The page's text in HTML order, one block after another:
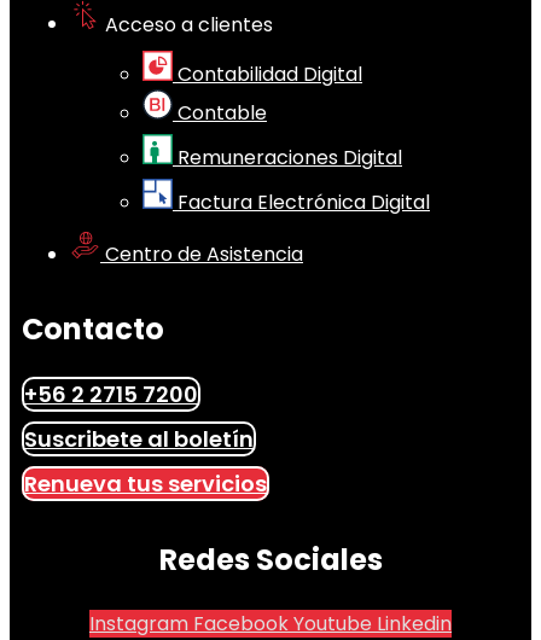
Acceso a clientes
Contabilidad Digital
Contable
Remuneraciones Digital
Factura Electrónica Digital
Centro de Asistencia
Contacto
+56 2 2715 7200
Suscribete al boletín
Renueva tus servicios
Redes Sociales
Instagram FacebookYoutube Linkedin